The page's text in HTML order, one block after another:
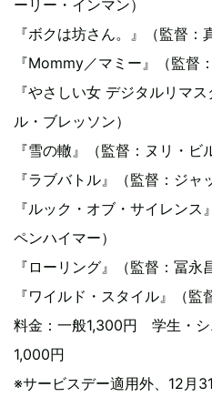
ーリー・インマン）
『ボクは坊さん。』（監督：
『Mommy／マミー』（監督
『やさしい女 デジタルリマ
ル・ブレッソン）
『雪の轍』（監督：ヌリ・ビ
『ラブバトル』（監督：ジャ
『ルック・オブ・サイレン
ペンハイマー）
『ローリング』（監督：冨永
『ワイルド・スタイル』（監
料金：一般1,300円 学生・
1,000円
※サービスデー適用外、12月